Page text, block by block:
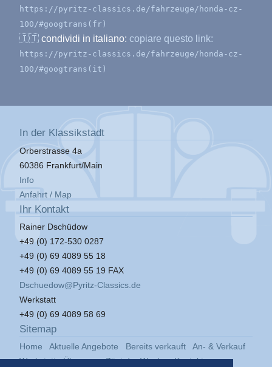
https://pyritz-classics.de/fahrzeuge/honda-cz-
100/#googtrans(fr)
🇮🇹 condividi in italiano: copiare questo link:
https://pyritz-classics.de/fahrzeuge/honda-cz-
100/#googtrans(it)
In der Klassikstadt
Orberstrasse 4a
60386 Frankfurt/Main
Info
Anfahrt / Map
Ihr Kontakt
Rainer Dschüdow
+49 (0) 172-530 0287
+49 (0) 69 4089 55 18
+49 (0) 69 4089 55 19 FAX
Dschuedow@Pyritz-Classics.de
Werkstatt
+49 (0) 69 4089 58 69
Sitemap
Home Aktuelle Angebote Bereits verkauft
An- & Verkauf
Werkstatt
Über uns Zitat der Woche Kontakt